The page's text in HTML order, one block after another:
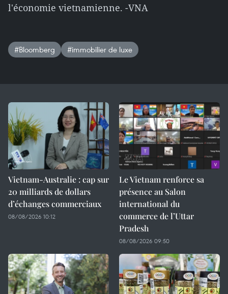
l'économie vietnamienne. -VNA
#Bloomberg #immobilier de luxe
Vietnam-Australie : cap sur
20 milliards de dollars
d’échanges commerciaux
08/08/2026 10:12
Le Vietnam renforce sa
présence au Salon
international du
commerce de l’Uttar
Pradesh
08/08/2026 09:50